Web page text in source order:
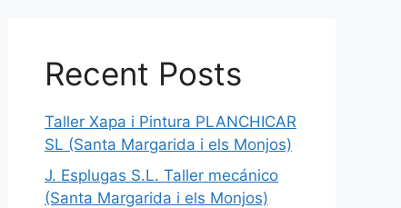
Recent Posts
Taller Xapa i Pintura PLANCHICAR
SL (Santa Margarida i els Monjos)
J. Esplugas S.L. Taller mecánico
(Santa Margarida i els Monjos)